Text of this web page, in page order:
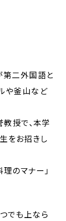
第二外国語と
や釜山など
授で、本学
をお招きし
のマナー」
でも上なら